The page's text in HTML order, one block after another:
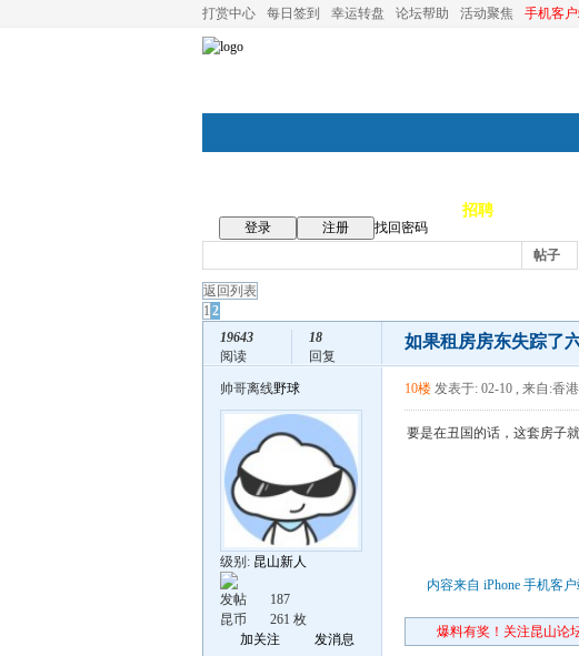
打赏中心 每日签到 幸运转盘 论坛帮助 活动聚焦 手机客
招聘
登录 注册
找回密码
帖子
返回列表
1 2
19643
阅读
18
回复
如果租房房东失踪了
帅哥离线野球
级别: 昆山新人
发帖
187
昆币
261 枚
加关注
发消息
10楼 发表于: 02-10 , 来自:香
要是在丑国的话，这套房子
内容来自 iPhone 手机客
爆料有奖！关注昆山论